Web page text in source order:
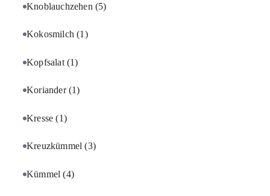
Knoblauchzehen (5)
Kokosmilch(1)
Kopfsalat (1)
Koriander(1)
Kresse(1)
Kreuzkümmel(3)
Kümmel(4)